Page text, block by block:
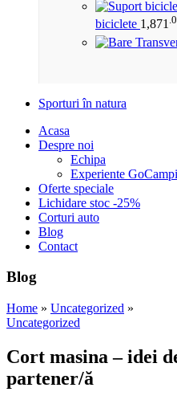
biciclete 1,871
Sporturi în natura
Acasa
Despre noi
Echipa
Experiente
Oferte speciale
Lichidare stoc -25%
Corturi auto
Blog
Contact
Blog
Home » Uncategorized »
Uncategorized
Cort masina – idei
partener/ă